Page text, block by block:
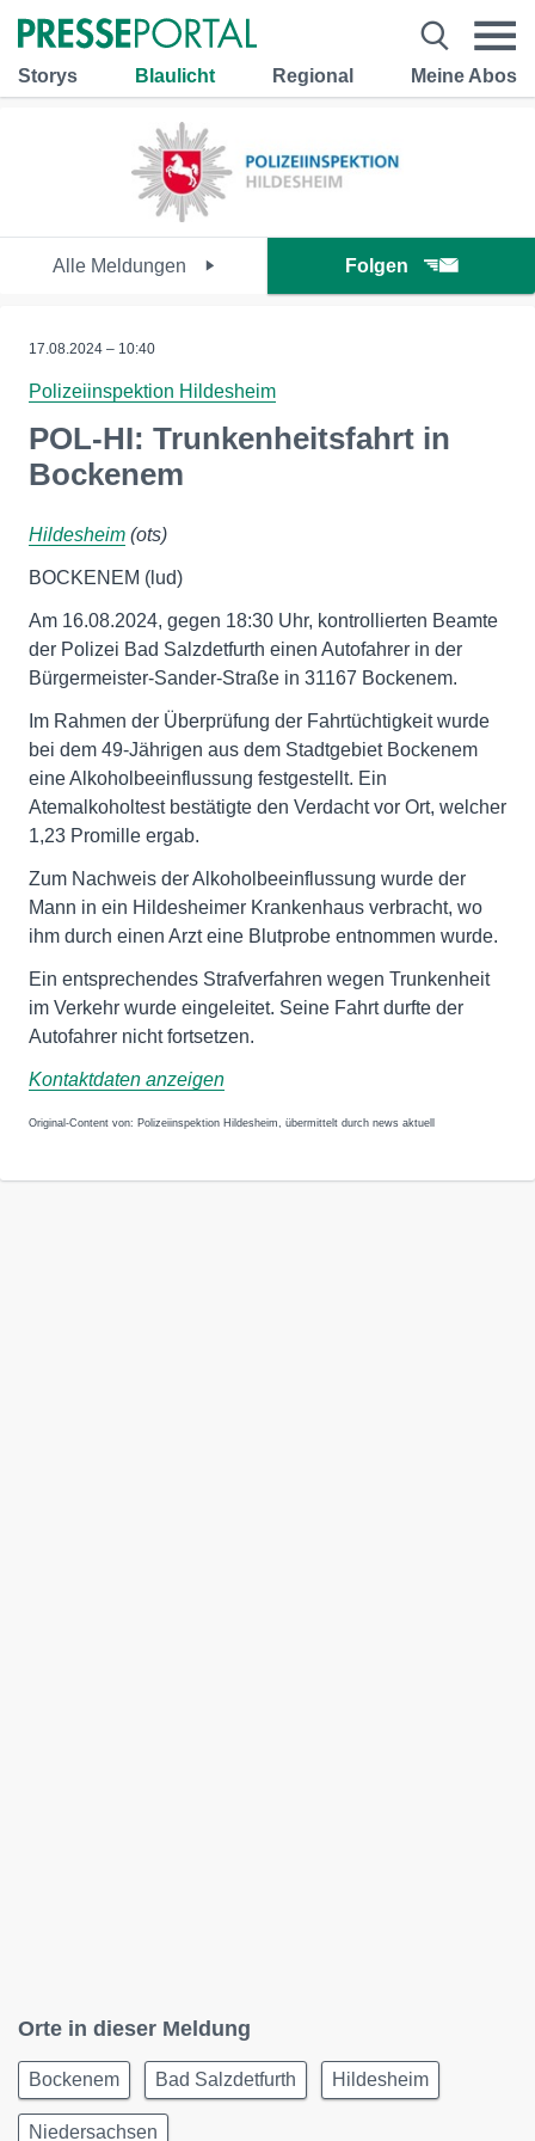
Storys Blaulicht Regional Meine Abos
Alle Meldungen Folgen
17.08.2024 – 10:40
Polizeiinspektion Hildesheim
POL-HI: Trunkenheitsfahrt in
Bockenem
Hildesheim (ots)
BOCKENEM (lud)
Am 16.08.2024, gegen 18:30 Uhr, kontrollierten Beamte
der Polizei Bad Salzdetfurth einen Autofahrer in der
Bürgermeister-Sander-Straße in 31167 Bockenem.
Im Rahmen der Überprüfung der Fahrtüchtigkeit wurde
bei dem 49-Jährigen aus dem Stadtgebiet Bockenem
eine Alkoholbeeinflussung festgestellt. Ein
Atemalkoholtest bestätigte den Verdacht vor Ort, welcher
1,23 Promille ergab.
Zum Nachweis der Alkoholbeeinflussung wurde der
Mann in ein Hildesheimer Krankenhaus verbracht, wo
ihm durch einen Arzt eine Blutprobe entnommen wurde.
Ein entsprechendes Strafverfahren wegen Trunkenheit
im Verkehr wurde eingeleitet. Seine Fahrt durfte der
Autofahrer nicht fortsetzen.
Kontaktdaten anzeigen
Original-Content von: Polizeiinspektion Hildesheim, übermittelt durch news aktuell
Orte in dieser Meldung
Bockenem Bad Salzdetfurth Hildesheim
Niedersachsen